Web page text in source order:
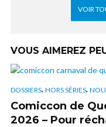
VOIR
VOUS AIMEREZ
DOSSIERS, HORS SÉRIES,
Comiccon de
2026 – Pour